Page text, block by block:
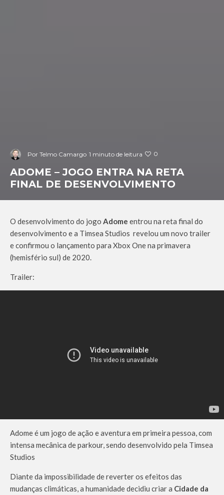
Por Telmo Camargo 1 minuto de leitura 0
ADOME – JOGO ENTRA NA RETA
FINAL DE DESENVOLVIMENTO
O desenvolvimento do jogo Adome entrou na reta final do
desenvolvimento e a Timsea Studios revelou um novo trailer
e confirmou o lançamento para Xbox One na primavera
(hemisfério sul) de 2020.
Trailer:
Adome é um jogo de ação e aventura em primeira pessoa, com
intensa mecânica de parkour, sendo desenvolvido pela Timsea
Studios
Diante da impossibilidade de reverter os efeitos das
mudanças climáticas, a humanidade decidiu criar a Cidade da